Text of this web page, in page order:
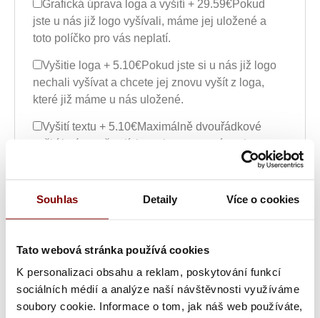
Souhlas Detaily Více o cookies
Tato webová stránka používá cookies
K personalizaci obsahu a reklam, poskytování funkcí
sociálních médií a analýze naší návštěvnosti využíváme
soubory cookie. Informace o tom, jak náš web používáte,
Grafická úprava loga a vyšití + 29.59€Pokud
jste u nás již logo vyšívali, máme jej uložené a
toto políčko pro vás neplatí.
Vyšitie loga + 5.10€Pokud jste si u nás již logo
nechali vyšívat a chcete jej znovu vyšít z loga,
které již máme u nás uložené.
Vyšití textu + 5.10€Maximálně dvouřádkové
vyšití jména, přezdívky nebo pracovní pozice.
uložené a toto políčko pre vás neplatí. Maximálne
dvojriadkové vyšitie mená, prezývky alebo
Vyšitie loga a textu (bez grafickej úpravy) +
10.20€
Ak ste si u nás už logo nechali vyšívať a
chcete ho znovu vyšiť z loga, ktoré už máme u